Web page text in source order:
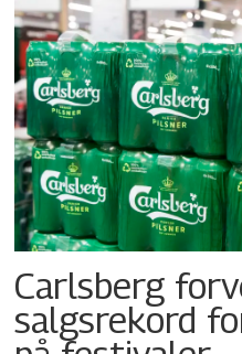
Carlsberg
salgsrekord